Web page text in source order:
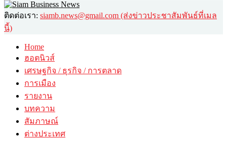
ติดต่อเรา: siamb.news@gmail.com (ส่งข่าวประชาสัมพันธ์ที่เมล
นี้)
Home
ฮอตนิวส์
เศรษฐกิจ / ธุรกิจ / การตลาด
การเมือง
รายงาน
บทความ
สัมภาษณ์
ต่างประเทศ